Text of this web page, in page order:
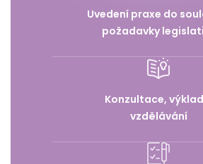
Uvedení praxe do
požadavky
Konzultace,
vzdělávání